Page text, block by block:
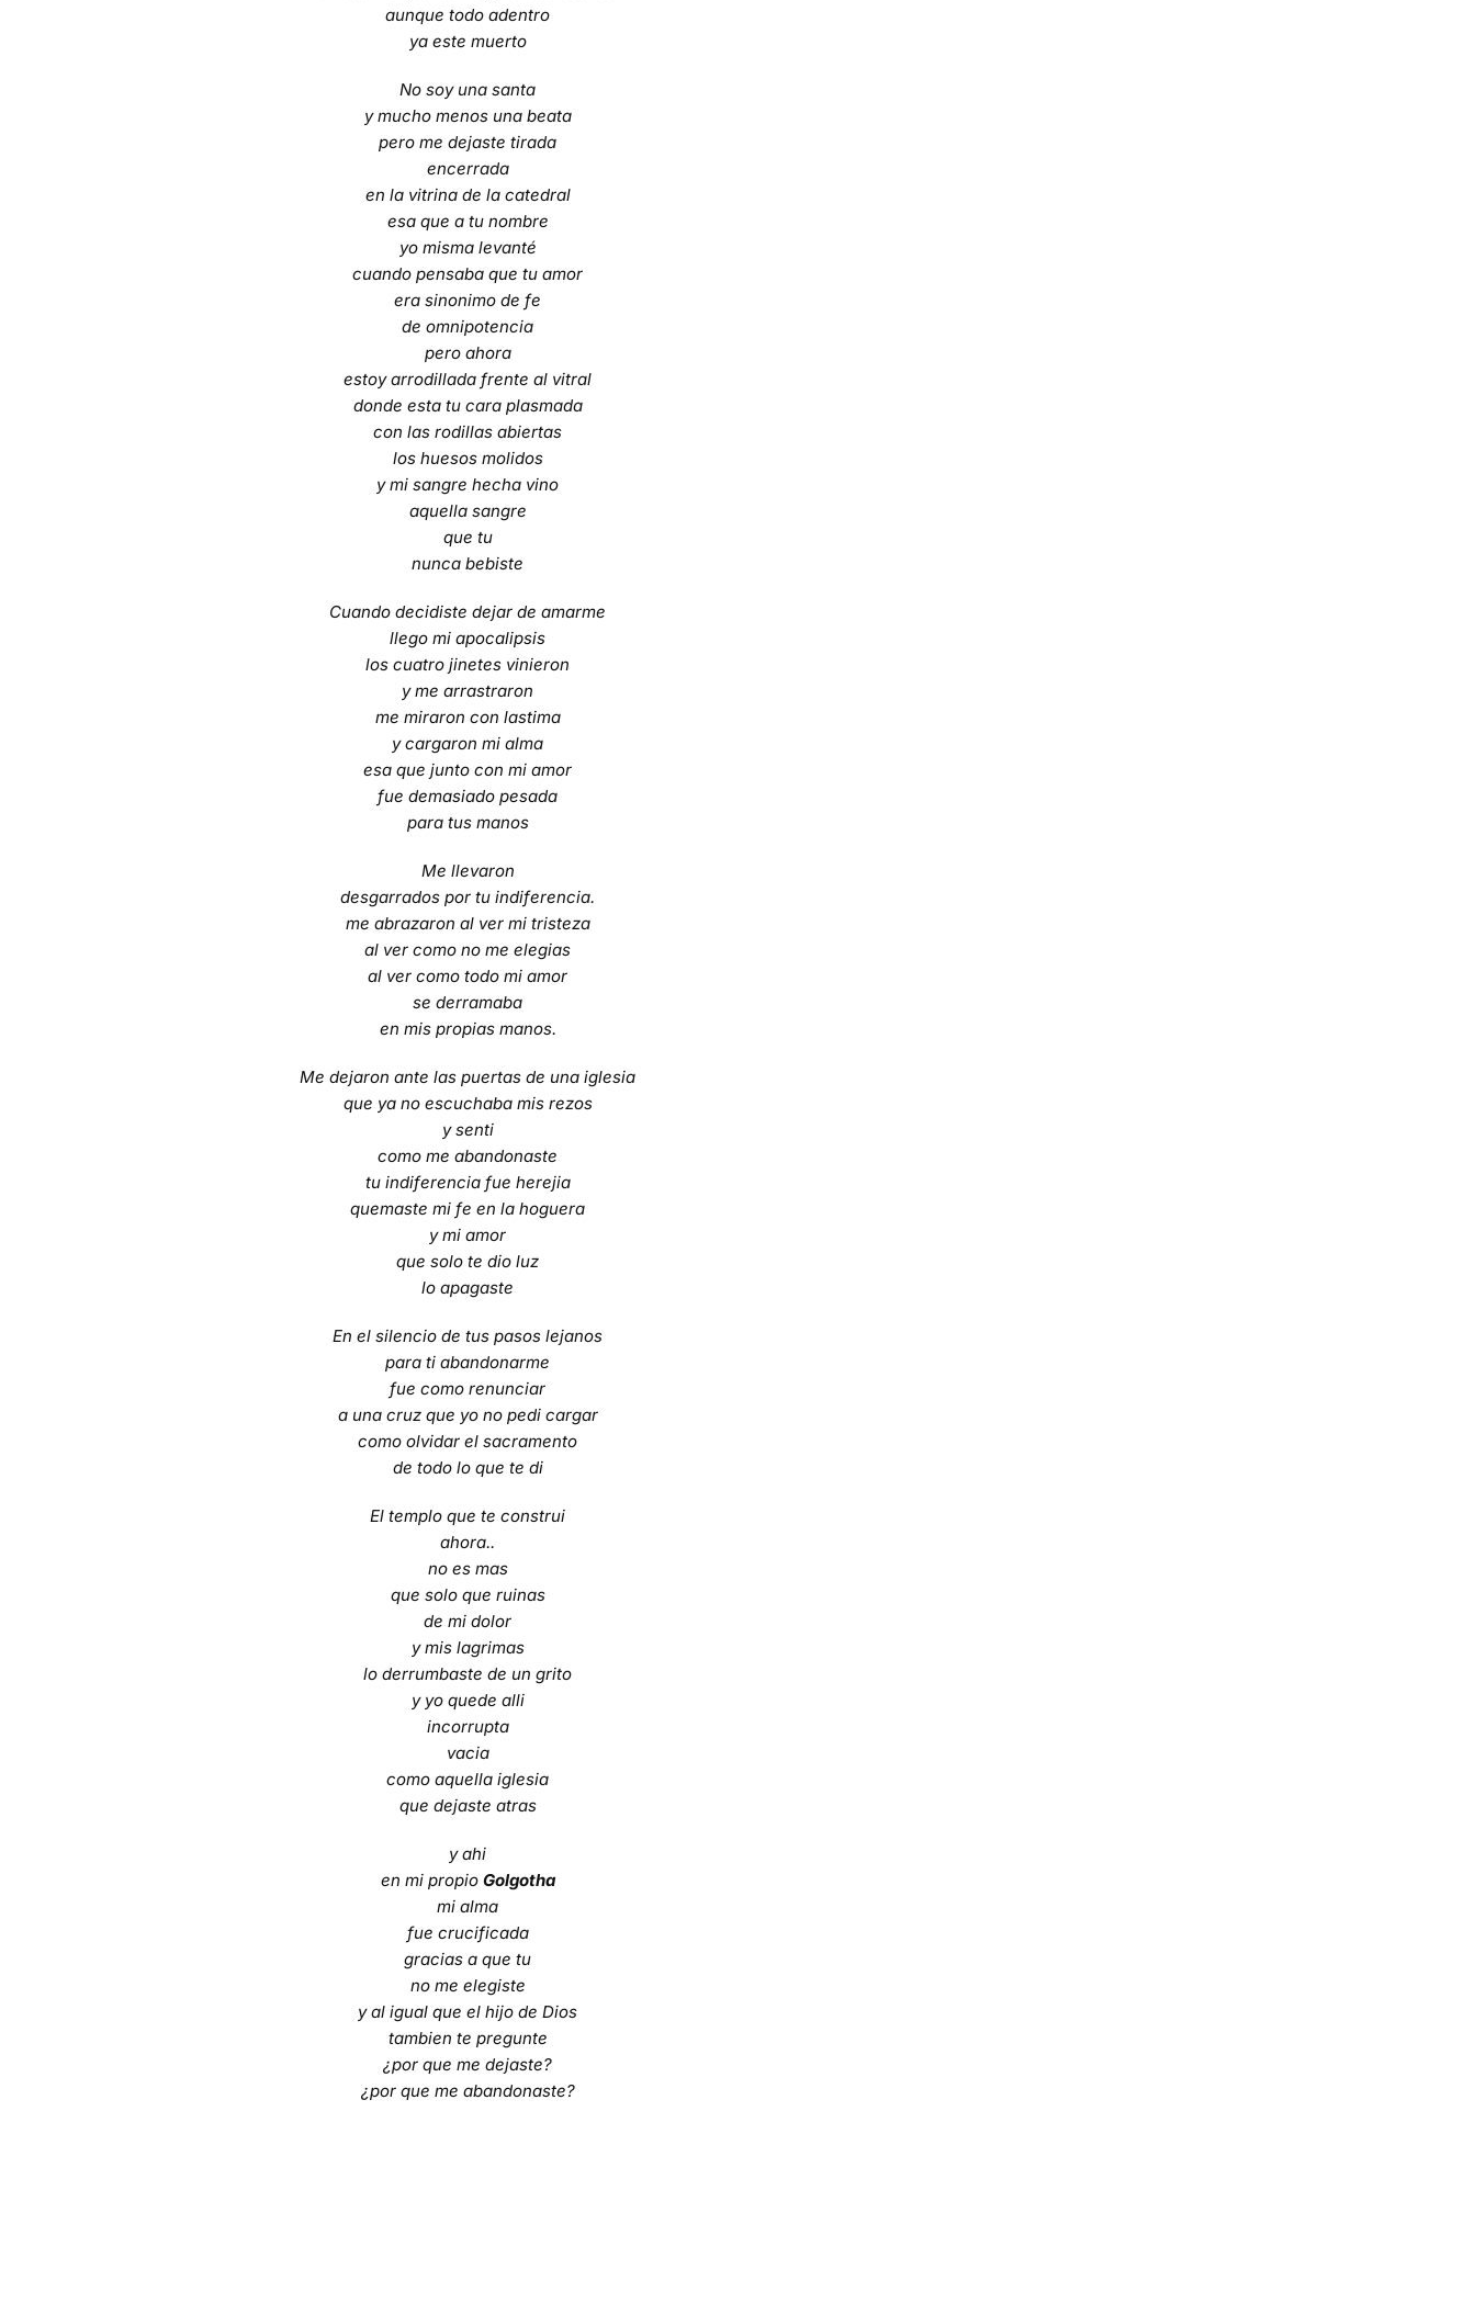
aunque todo adentro
ya este muerto
No soy una santa
y mucho menos una beata
pero me dejaste tirada
encerrada
en la vitrina de la catedral
esa que a tu nombre
yo misma levanté
cuando pensaba que tu amor
era sinonimo de fe
de omnipotencia
pero ahora
estoy arrodillada frente al vitral
donde esta tu cara plasmada
con las rodillas abiertas
los huesos molidos
y mi sangre hecha vino
aquella sangre
que tu
nunca bebiste
Cuando decidiste dejar de amarme
llego mi apocalipsis
los cuatro jinetes vinieron
y me arrastraron
me miraron con lastima
y cargaron mi alma
esa que junto con mi amor
fue demasiado pesada
para tus manos
Me llevaron
desgarrados por tu indiferencia.
me abrazaron al ver mi tristeza
al ver como no me elegias
al ver como todo mi amor
se derramaba
en mis propias manos.
Me dejaron ante las puertas de una iglesia
que ya no escuchaba mis rezos
y senti
como me abandonaste
tu indiferencia fue herejia
quemaste mi fe en la hoguera
y mi amor
que solo te dio luz
lo apagaste
En el silencio de tus pasos lejanos
para ti abandonarme
fue como renunciar
a una cruz que yo no pedi cargar
como olvidar el sacramento
de todo lo que te di
El templo que te construi
ahora..
no es mas
que solo que ruinas
de mi dolor
y mis lagrimas
lo derrumbaste de un grito
y yo quede alli
incorrupta
vacia
como aquella iglesia
que dejaste atras
y ahi
en mi propio Golgotha
mi alma
fue crucificada
gracias a que tu
no me elegiste
y al igual que el hijo de Dios
tambien te pregunte
¿por que me dejaste?
¿por que me abandonaste?